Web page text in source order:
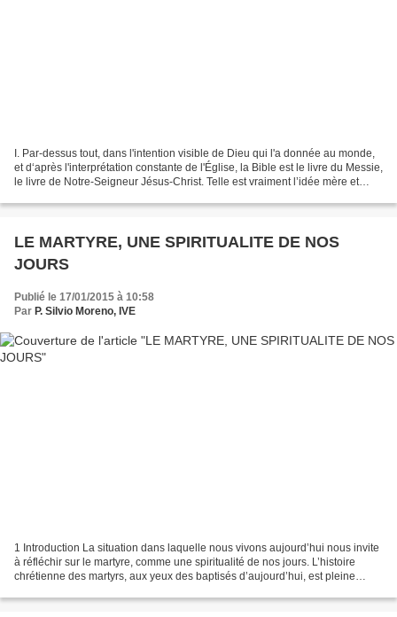
I. Par-dessus tout, dans l'intention visible de Dieu qui l'a donnée au monde,
et d‘après l'interprétation constante de l'Église, la Bible est le livre du Messie,
le livre de Notre-Seigneur Jésus-Christ. Telle est vraiment l’idée mère et
LE MARTYRE, UNE SPIRITUALITE DE NOS
JOURS
Publié le 17/01/2015 à 10:58
Par P. Silvio Moreno, IVE
1 Introduction La situation dans laquelle nous vivons aujourd’hui nous invite
à réfléchir sur le martyre, comme une spiritualité de nos jours. L’histoire
chrétienne des martyrs, aux yeux des baptisés d’aujourd’hui, est pleine